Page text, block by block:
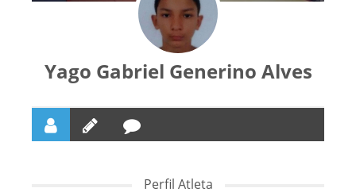
Yago Gabriel Generino Alves
Perfil Atleta